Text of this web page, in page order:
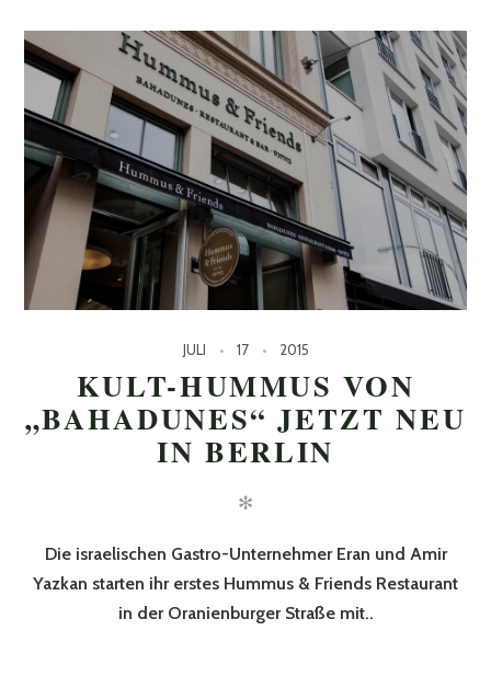
JULI 17 2015
KULT-HUMMUS VON
„BAHADUNES“ JETZT NEU
IN BERLIN
✻
Die israelischen Gastro-Unternehmer Eran und Amir
Yazkan starten ihr erstes Hummus & Friends Restaurant
in der Oranienburger Straße mit..